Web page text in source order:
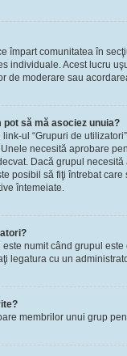
împart comunitatea în
individuale. Acest lucru
de moderare sau
să mă asociez unuia?
ul “Grupuri de
necesită aprobare
Dacă grupul
posibil să fiţi întrebat
întemeiate.
numit când grupul
legatura cu un
membrilor unui grup